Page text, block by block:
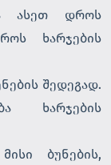
ასეთ დროს
ხარჯების
შედეგად.
ხარჯების
ბუნების,